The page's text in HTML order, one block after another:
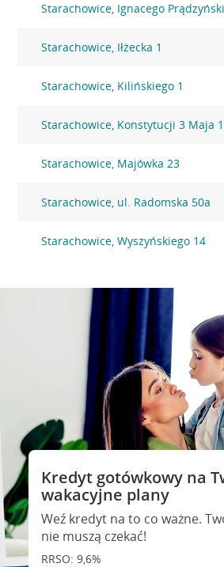
Starachowice, Ignacego
Starachowice, Iłżecka 1
Starachowice, Kilińskiego 1
Starachowice, Konstytucji 3 Maja
Starachowice, Majówka 23
Starachowice, ul. Radomska 50a
Starachowice, Wyszyńskiego 14
Kredyt gotówkowy na
wakacyjne plany
Weź kredyt na to co ważne.
nie muszą czekać!
RRSO: 9,6%